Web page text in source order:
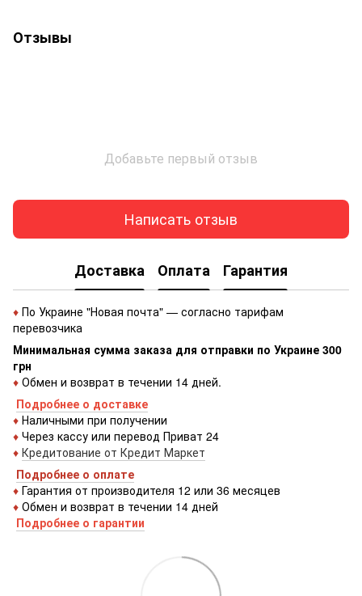
Отзывы
Добавьте первый отзыв
Написать отзыв
Доставка Оплата Гарантия
♦ По Украине "Новая почта" — согласно тарифам
перевозчика
Минимальная сумма заказа для отправки по Украине 300
грн
♦ Обмен и возврат в течении 14 дней.
Подробнее о доставке
♦ Наличными при получении
♦ Через кассу или перевод Приват 24
♦ Кредитование от Кредит Маркет
Подробнее о оплате
♦ Гарантия от производителя 12 или 36 месяцев
♦ Обмен и возврат в течении 14 дней
Подробнее о гарантии